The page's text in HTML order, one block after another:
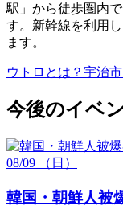
駅」から徒歩圏内
す。新幹線を利用
ます。
ウトロとは？宇治
今後のイベ
08/09 （日）
韓国・朝鮮人被